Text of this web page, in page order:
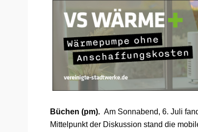
Büchen (pm). Am Sonnabend, 6. Juli
Mittelpunkt der Diskussion stand die